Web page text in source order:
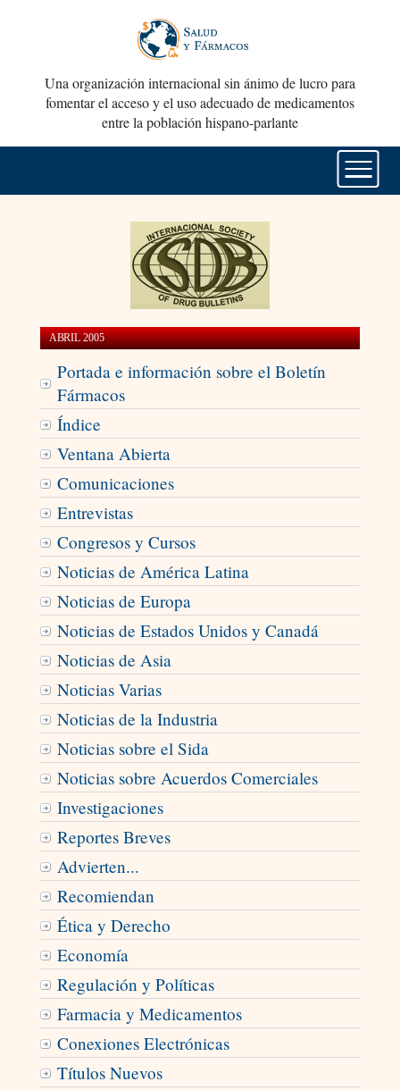
Una organización internacional sin ánimo de lucro para
fomentar el acceso y el uso adecuado de medicamentos
entre la población hispano-parlante
ABRIL 2005
Portada e información sobre el Boletín
Fármacos
Índice
Ventana Abierta
Comunicaciones
Entrevistas
Congresos y Cursos
Noticias de América Latina
Noticias de Europa
Noticias de Estados Unidos y Canadá
Noticias de Asia
Noticias Varias
Noticias de la Industria
Noticias sobre el Sida
Noticias sobre Acuerdos Comerciales
Investigaciones
Reportes Breves
Advierten...
Recomiendan
Ética y Derecho
Economía
Regulación y Políticas
Farmacia y Medicamentos
Conexiones Electrónicas
Títulos Nuevos